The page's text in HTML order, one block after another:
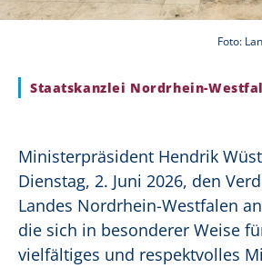
Foto:
Staatskanzlei Nordrhein-
Ministerpräsident Hendrik
Dienstag, 2. Juni 2026, den
Landes Nordrhein-Westfalen
die sich in besonderer Weise
vielfältiges und respektvolles